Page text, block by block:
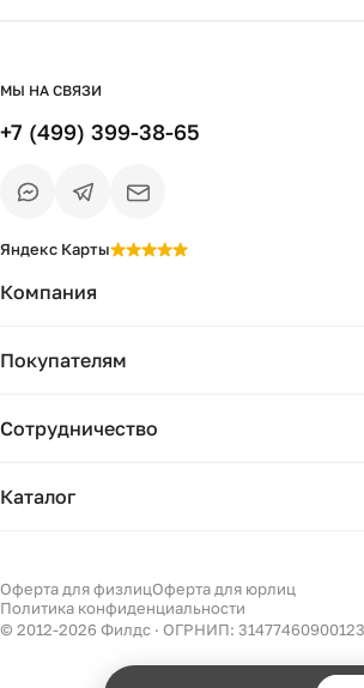
Компания
Проекты
Покупателям
Доставка и оплата
Сотрудничество
Бизнесу
Филдс в Дзене ↗
Каталог
Светильники
Декор
МЫ НА СВЯЗИ
+7 (499) 399-38-65
Яндекс Карты
© 2012-2026 Филдс · ОГРНИП:
Оферта для физлицОферта для юрлиц
Политика конфиденциальности
и дальнейшие